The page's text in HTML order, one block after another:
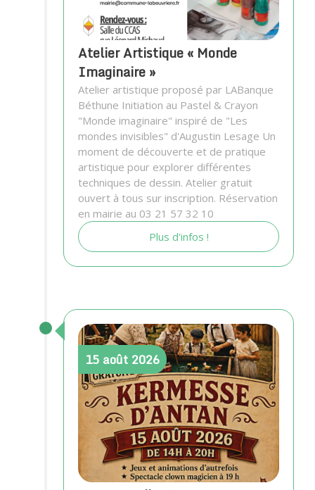
Atelier Artistique « Monde
Imaginaire »
Atelier artistique proposé par LABanque
Béthune Initiation au Pastel & Crayon
"Monde imaginaire" inspiré de "Les
mondes invisibles" d'Augustin Lesage Un
moment de découverte et de pratique
artistique pour explorer différentes
techniques de dessin. Atelier gratuit
ouvert à tous sur inscription. Réservation
en mairie au 03 21 57 32 10
Plus d'infos !
15 août 2026